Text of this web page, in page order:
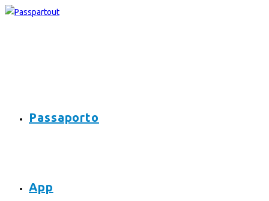
Passaporto
App